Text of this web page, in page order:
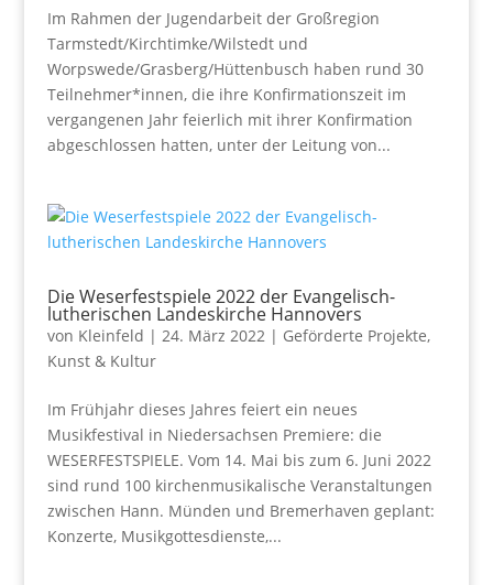
Im Rahmen der Jugendarbeit der Großregion
Tarmstedt/Kirchtimke/Wilstedt und
Worpswede/Grasberg/Hüttenbusch haben rund 30
Teilnehmer*innen, die ihre Konfirmationszeit im
vergangenen Jahr feierlich mit ihrer Konfirmation
abgeschlossen hatten, unter der Leitung von...
Die Weserfestspiele 2022 der Evangelisch-
lutherischen Landeskirche Hannovers
von Kleinfeld | 24. März 2022| Geförderte Projekte,
Kunst & Kultur
Im Frühjahr dieses Jahres feiert ein neues
Musikfestival in Niedersachsen Premiere: die
WESERFESTSPIELE. Vom 14. Mai bis zum 6. Juni 2022
sind rund 100 kirchenmusikalische Veranstaltungen
zwischen Hann. Münden und Bremerhaven geplant:
Konzerte, Musikgottesdienste,...